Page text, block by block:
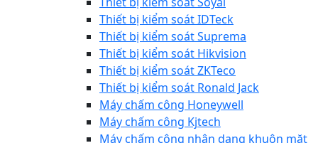
Thiết bị kiểm soát IDTeck
Thiết bị kiểm soát Suprema
Thiết bị kiểm soát Hikvision
Thiết bị kiểm soát ZKTeco
Thiết bị kiểm soát Ronald Jack
Máy chấm công Honeywell
Máy chấm công Kjtech
Máy chấm công nhận dạng khuôn mặt